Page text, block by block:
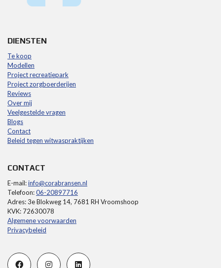
DIENSTEN
Te koop
Modellen
Project recreatiepark
Project zorgboerderijen
Reviews
Over mij
Veelgestelde vragen
Blogs
Contact
Beleid tegen witwaspraktijken
CONTACT
E-mail:info@corabransen.nl
Telefoon:06-20897716
Adres: 3e Blokweg 14, 7681 RH Vroomshoop
KVK: 72630078
Algemene voorwaarden
Privacybeleid